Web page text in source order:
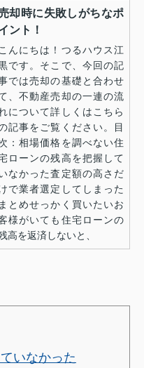
却時に失敗しがちなポ
ント！
こんにちは！つるハウス江
です。そこで、今回の記
では売却の基礎と合わせ
、不動産売却の一連の流
について詳しくはこちら
記事をご覧ください。目
：相場価格を調べない住
ローンの残高を把握して
なかった査定額の高さだ
で業者選定してしまった
まとめせっかく買いたいお
様がいても住宅ローンの
高を返済しないと、
いなかった